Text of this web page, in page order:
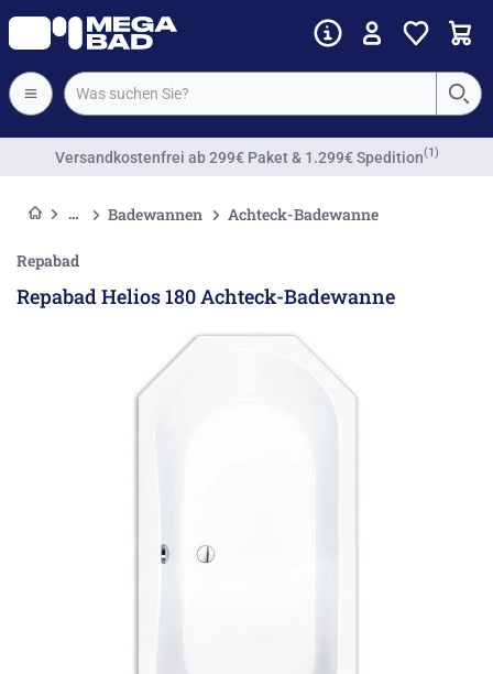
Vorkassenrabatt
Badewannen Achteck-Badewanne
Repabad
Repabad Helios 180 Achteck-Badewanne